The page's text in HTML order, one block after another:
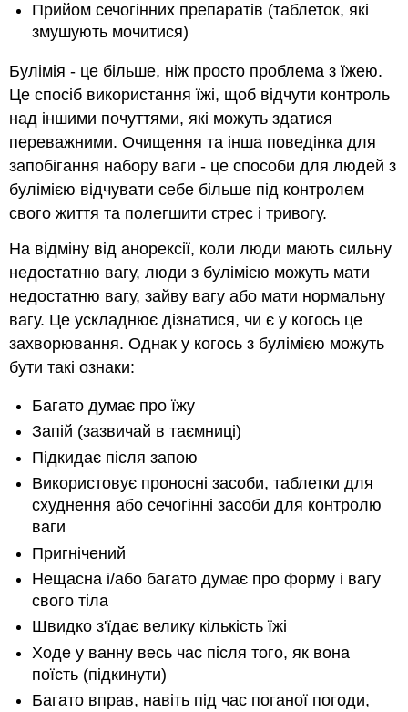
Прийом сечогінних препаратів (таблеток, які
змушують мочитися)
Булімія - це більше, ніж просто проблема з їжею.
Це спосіб використання їжі, щоб відчути контроль
над іншими почуттями, які можуть здатися
переважними. Очищення та інша поведінка для
запобігання набору ваги - це способи для людей з
булімією відчувати себе більше під контролем
свого життя та полегшити стрес і тривогу.
На відміну від анорексії, коли люди мають сильну
недостатню вагу, люди з булімією можуть мати
недостатню вагу, зайву вагу або мати нормальну
вагу. Це ускладнює дізнатися, чи є у когось це
захворювання. Однак у когось з булімією можуть
бути такі ознаки:
Багато думає про їжу
Запій (зазвичай в таємниці)
Підкидає після запою
Використовує проносні засоби, таблетки для
схуднення або сечогінні засоби для контролю
ваги
Пригнічений
Нещасна і/або багато думає про форму і вагу
свого тіла
Швидко з'їдає велику кількість їжі
Ходе у ванну весь час після того, як вона
поїсть (підкинути)
Багато вправ, навіть під час поганої погоди,